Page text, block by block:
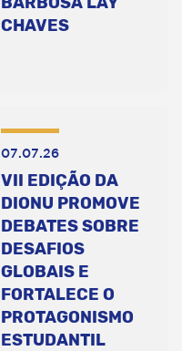
CHAVES
07.07.26
VII EDIÇÃO DA
DIONU PROMOVE
DEBATES SOBRE
DESAFIOS
GLOBAIS E
FORTALECE O
PROTAGONISMO
ESTUDANTIL